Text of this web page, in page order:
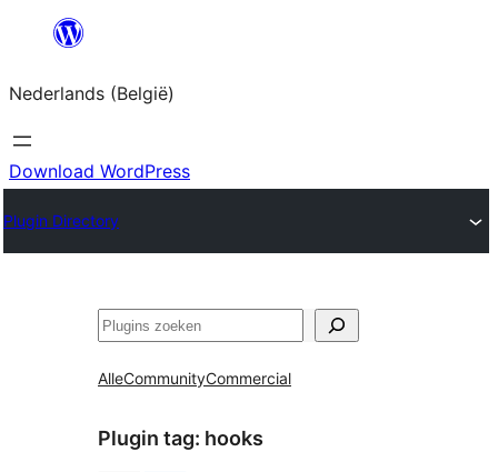
Spring
de
inhoud
Nederlands (België)
Download WordPress
Plugin Directory
Zoeken
AlleCommunityCommercial
Plugin tag: hooks